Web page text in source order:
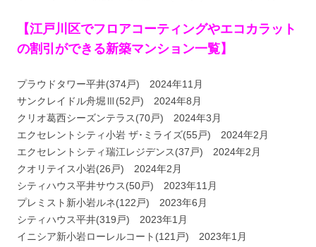
【江戸川区でフロアコーティングやエコカラット
の割引ができる新築マンション一覧】
プラウドタワー平井(374戸) 2024年11月
サンクレイドル舟堀Ⅲ(52戸) 2024年8月
クリオ葛西シーズンテラス(70戸) 2024年3月
エクセレントシティ小岩 ザ･ミライズ(55戸) 2024年2月
エクセレントシティ瑞江レジデンス(37戸) 2024年2月
クオリテイス小岩(26戸) 2024年2月
シティハウス平井サウス(50戸) 2023年11月
プレミスト新小岩ルネ(122戸) 2023年6月
シティハウス平井(319戸) 2023年1月
イニシア新小岩ローレルコート(121戸) 2023年1月